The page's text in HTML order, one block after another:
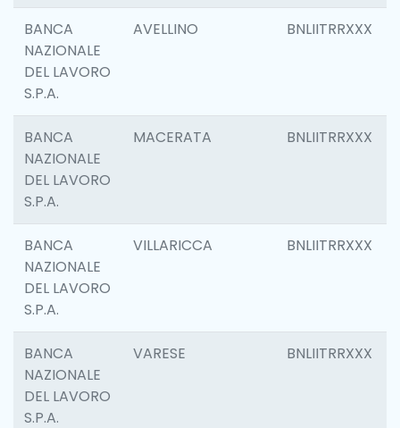
BANCA
NAZIONALE
DEL LAVORO
S.P.A.
AVELLINO BNLIITRRXXX
BANCA
NAZIONALE
DEL LAVORO
S.P.A.
MACERATA BNLIITRRXXX
BANCA
NAZIONALE
DEL LAVORO
S.P.A.
VILLARICCA BNLIITRRXXX
BANCA
NAZIONALE
DEL LAVORO
S.P.A.
VARESE BNLIITRRXXX